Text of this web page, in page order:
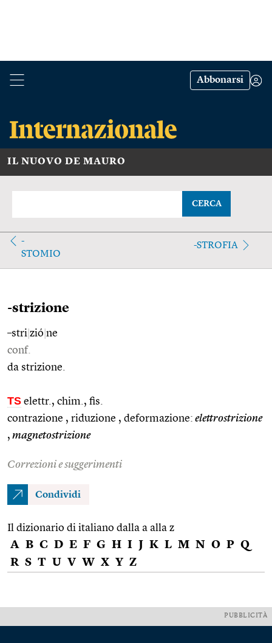
Abbonarsi
IL NUOVO DE MAURO
CERCA
-
STOMIO
-STROFIA
-strizione
–stri zió ne
conf.
da strizione.
TS elettr., chim., fis.
contrazione , riduzione , deformazione: elettrostrizione
, magnetostrizione
Correzioni e suggerimenti
Condividi
Il dizionario di italiano dalla a alla z
A B C D E F G H I J K L M N O P Q
R S T U V W X Y Z
PUBBLICITÀ